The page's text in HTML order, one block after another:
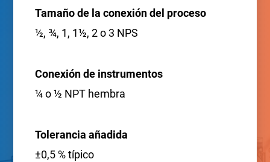
Tamaño de la conexión del proceso
½, ¾, 1, 1½, 2 o 3 NPS
Conexión de instrumentos
¼ o ½ NPT hembra
Tolerancia añadida
±0,5 % típico